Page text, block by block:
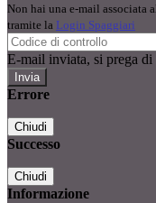
Non hai una e-mail associata
tramite la Login Spaggiari
E-mail inviata, si prega di
Errore
Chiudi
Successo
Chiudi
Informazione